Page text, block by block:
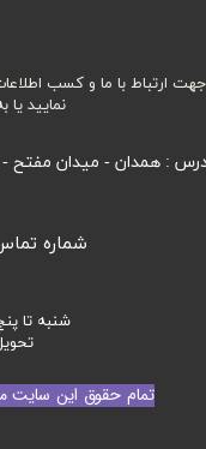
تمام حقوق این سایت
جهت ارتباط با ما و کسب
نمایید
: همدان - میدان مفتح -
شنبه تا پنج شنبه
تحویل کالا
شماره تماس : 09185032000